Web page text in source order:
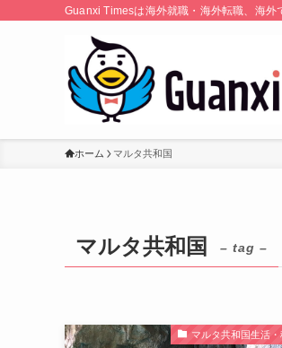
Guanxi Timesは海外就職・海外転職、海外
ホーム マルタ共和国
マルタ共和国 – tag –
マルタ共和国生活・